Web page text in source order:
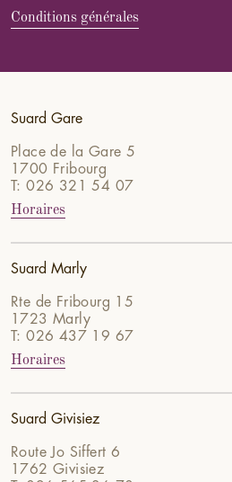
Conditions générales
Suard Gare
Place de la Gare 5
1700 Fribourg
T: 026 321 54 07
Horaires
Suard Marly
Rte de Fribourg 15
1723 Marly
T: 026 437 19 67
Horaires
Suard Givisiez
Route Jo Siffert 6
1762 Givisiez